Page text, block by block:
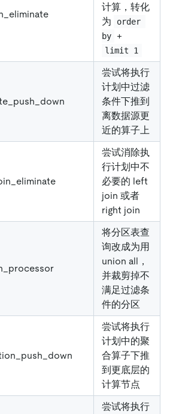
计算，转化
为
order
by
+
limit 1
尝试将执行
计划中过滤
条件下推到
离数据源更
近的算子上
尝试消除执
行计划中不
必要的 left
join 或者
right join
将分区表查
询改成为用
union all，
并裁剪掉不
满足过滤条
件的分区
尝试将执行
计划中的聚
合算子下推
到更底层的
计算节点
尝试将执行